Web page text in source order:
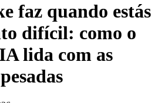
faz quando estás
difícil: como o
lida com as